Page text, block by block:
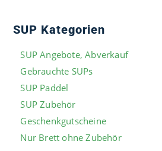
SUP Kategorien
SUP Angebote, Abverkauf
Gebrauchte SUPs
SUP Paddel
SUP Zubehör
Geschenkgutscheine
Nur Brett ohne Zubehör